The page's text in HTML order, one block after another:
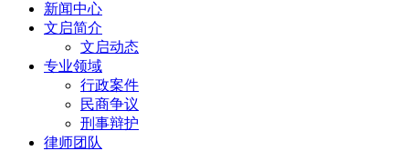
新闻中心
文启简介
文启动态
专业领域
行政案件
民商争议
刑事辩护
律师团队